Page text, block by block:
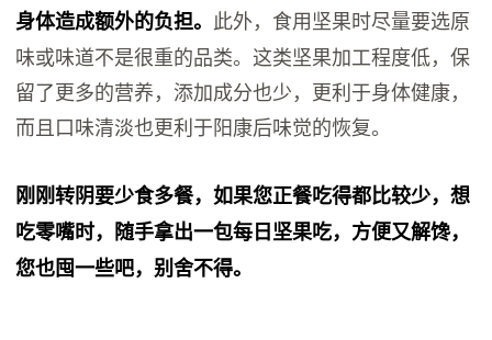
身体造成额外的负担。 此外，食用坚果时尽量要选原
味或味道不是很重的品类。这类坚果加工程度低，保
留了更多的营养，添加成分也少，更利于身体健康，
而且口味清淡也更利于阳康后味觉的恢复。
刚刚转阴要少食多餐，如果您正餐吃得都比较少，想
吃零嘴时，随手拿出一包每日坚果吃，方便又解馋，
您也囤一些吧，别舍不得。